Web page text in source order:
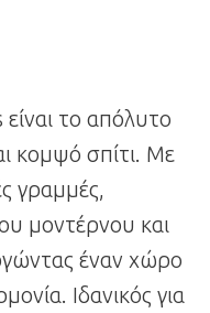
το απόλυτο
κομψό σπίτι. Με
γραμμές,
μοντέρνου και
έναν χώρο
Ιδανικός για